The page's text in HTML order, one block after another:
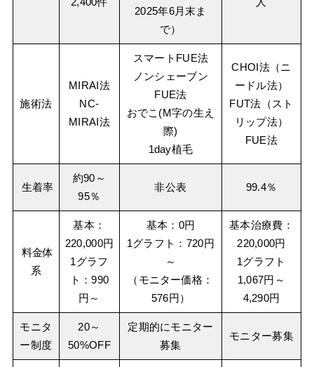
2025年6月末ま
で）
施術法
MIRAI法
NC-
MIRAI法
スマートFUE法
ノンシェーブン
FUE法
おでこ(M字の生え
際)
1day植毛
CHOI法（ニ
ードル法）
FUT法（スト
リップ法）
FUE法
生着率
約90～
95％
非公表 99.4％
料金体
系
基本：
220,000円
1グラフ
ト：990
円～
基本：0円
1グラフト：720円
～
（モニター価格：
576円）
基本治療費：
220,000円
1グラフト
1,067円～
4,290円
モニタ
ー制度
20～
50%OFF
定期的にモニター
募集
モニター募集